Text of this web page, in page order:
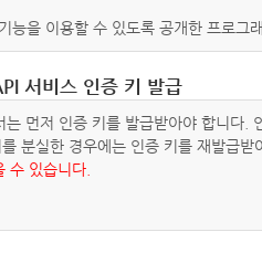
능을 이용할 수 있도록 공개한 프로그
서비스 인증 키 발급
는 먼저 인증 키를 발급받아야 합니다
분실한 경우에는 인증 키를 재발급받
수 있습니다.